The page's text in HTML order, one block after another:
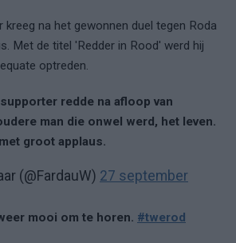
kreeg na het gewonnen duel tegen Roda
Met de titel 'Redder in Rood' werd hij
optreden.
redde na afloop van
man die onwel werd, het leven.
groot applaus.
(@FardauW) 27 september
mooi om te horen. #twerod